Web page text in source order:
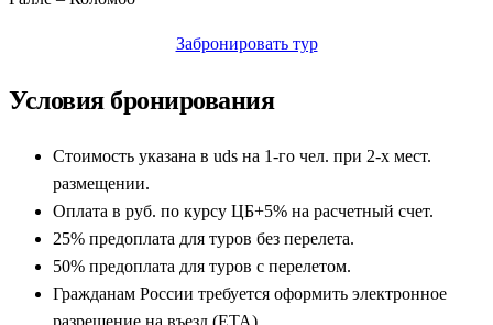
Забронировать тур
Условия бронирования
Стоимость указана в uds на 1-го чел. при 2-х мест.
размещении.
Оплата в руб. по курсу ЦБ+5% на расчетный счет.
25% предоплата для туров без перелета.
50% предоплата для туров с перелетом.
Гражданам России требуется оформить электронное